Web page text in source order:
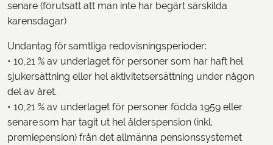
senare (förutsatt att man inte har begärt särskilda
karensdagar)
Undantag för samtliga redovisningsperioder:
• 10,21 % av underlaget för personer som har haft hel
sjukersättning eller hel aktivitetsersättning under någon
del av året.
• 10,21 % av underlaget för personer födda 1959 eller
senare som har tagit ut hel ålderspension (inkl.
premiepension) från det allmänna pensionssystemet